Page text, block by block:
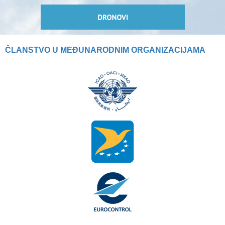
ČLANSTVO U MEĐUNARODNIM ORGANIZACIJAMA